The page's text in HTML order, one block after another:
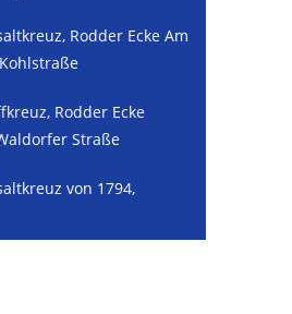
Rodder Ecke Am
Rodder Ecke
Straße
von 1794,